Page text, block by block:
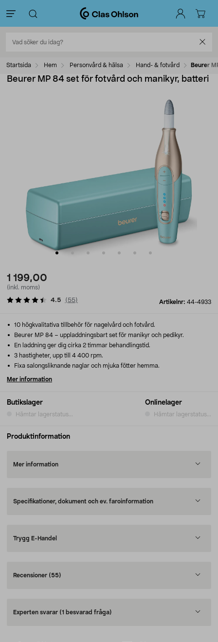
Startsida Hem Personvård & hälsa Hand- & fotvård Beurer
Beurer MP 84 set för fotvård och manikyr, batteri
1 199,00
(inkl. moms)
Artikelnr: 44-4933
4.5 ( 55)
Butikslager
Hämtar lagerstatus...
Onlinelager
Hämtar lagerstatus...
10 högkvalitativa tillbehör för nagelvård och fotvård.
Beurer MP 84 – uppladdningsbart set för manikyr och pedikyr.
En laddning ger dig cirka 2 timmar behandlingstid.
3 hastigheter, upp till 4 400 rpm.
Fixa salongsliknande naglar och mjuka fötter hemma.
Mer information
Produktinformation
Mer information
Specifikationer, dokument och ev. faroinformation
Trygg E-Handel
Recensioner (55)
Experten svarar (1 besvarad fråga)